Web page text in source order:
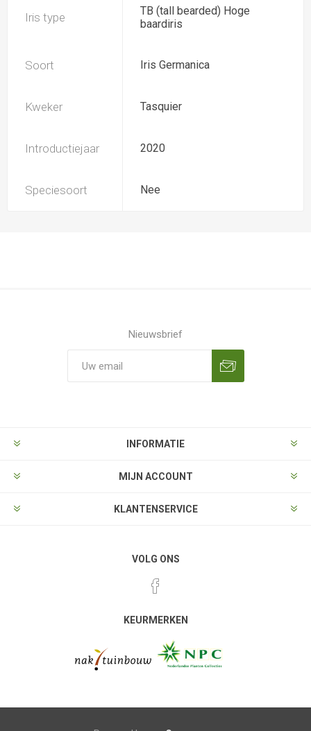
Iris type
TB (tall bearded) Hoge
baardiris
Soort Iris Germanica
Kweker Tasquier
Introductiejaar 2020
Speciesoort Nee
Nieuwsbrief
INFORMATIE
MIJN ACCOUNT
KLANTENSERVICE
VOLG ONS
KEURMERKEN